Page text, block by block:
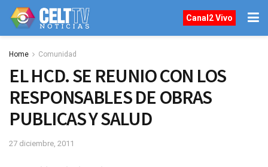
Canal2 Vivo
Home Comunidad
EL HCD. SE REUNIO CON LOS
RESPONSABLES DE OBRAS
PUBLICAS Y SALUD
27 diciembre, 2011